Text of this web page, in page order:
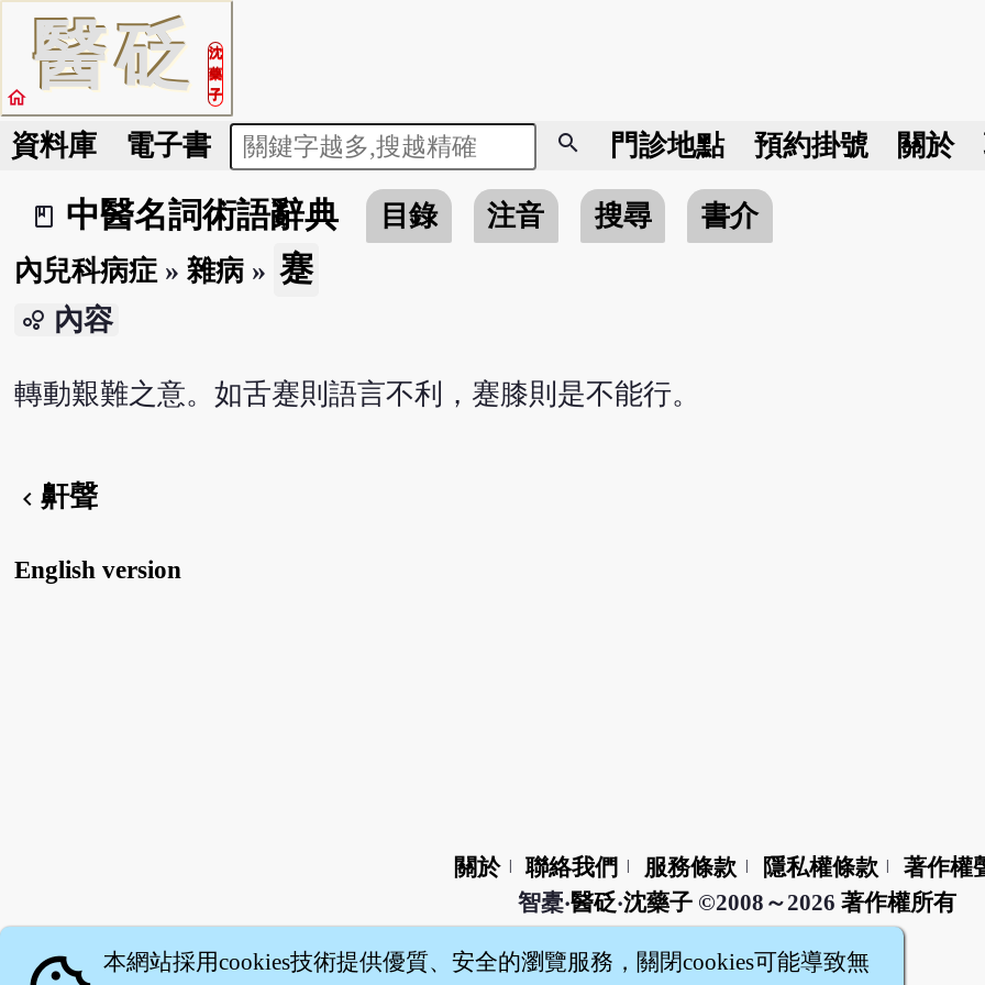
醫砭
沈
藥
子
home
資料庫 電子書 search 門診地點 預約掛號 關於
book_2
中醫名詞術語辭典 目錄 注音 搜尋
書介
內兒科病症» 雜病» 蹇
bubble_chart 內容
轉動艱難之意。如舌蹇則語言不利，蹇膝則是不能行。
chevron_left 鼾聲
English version
關於 聯絡我們 服務條款 隱私權條款
著作權
智橐‧醫砭‧沈藥子©2008～2026 著作權所有
本網站採用cookies技術提供優質、安全的瀏覽服務，關閉cookies可能導致無